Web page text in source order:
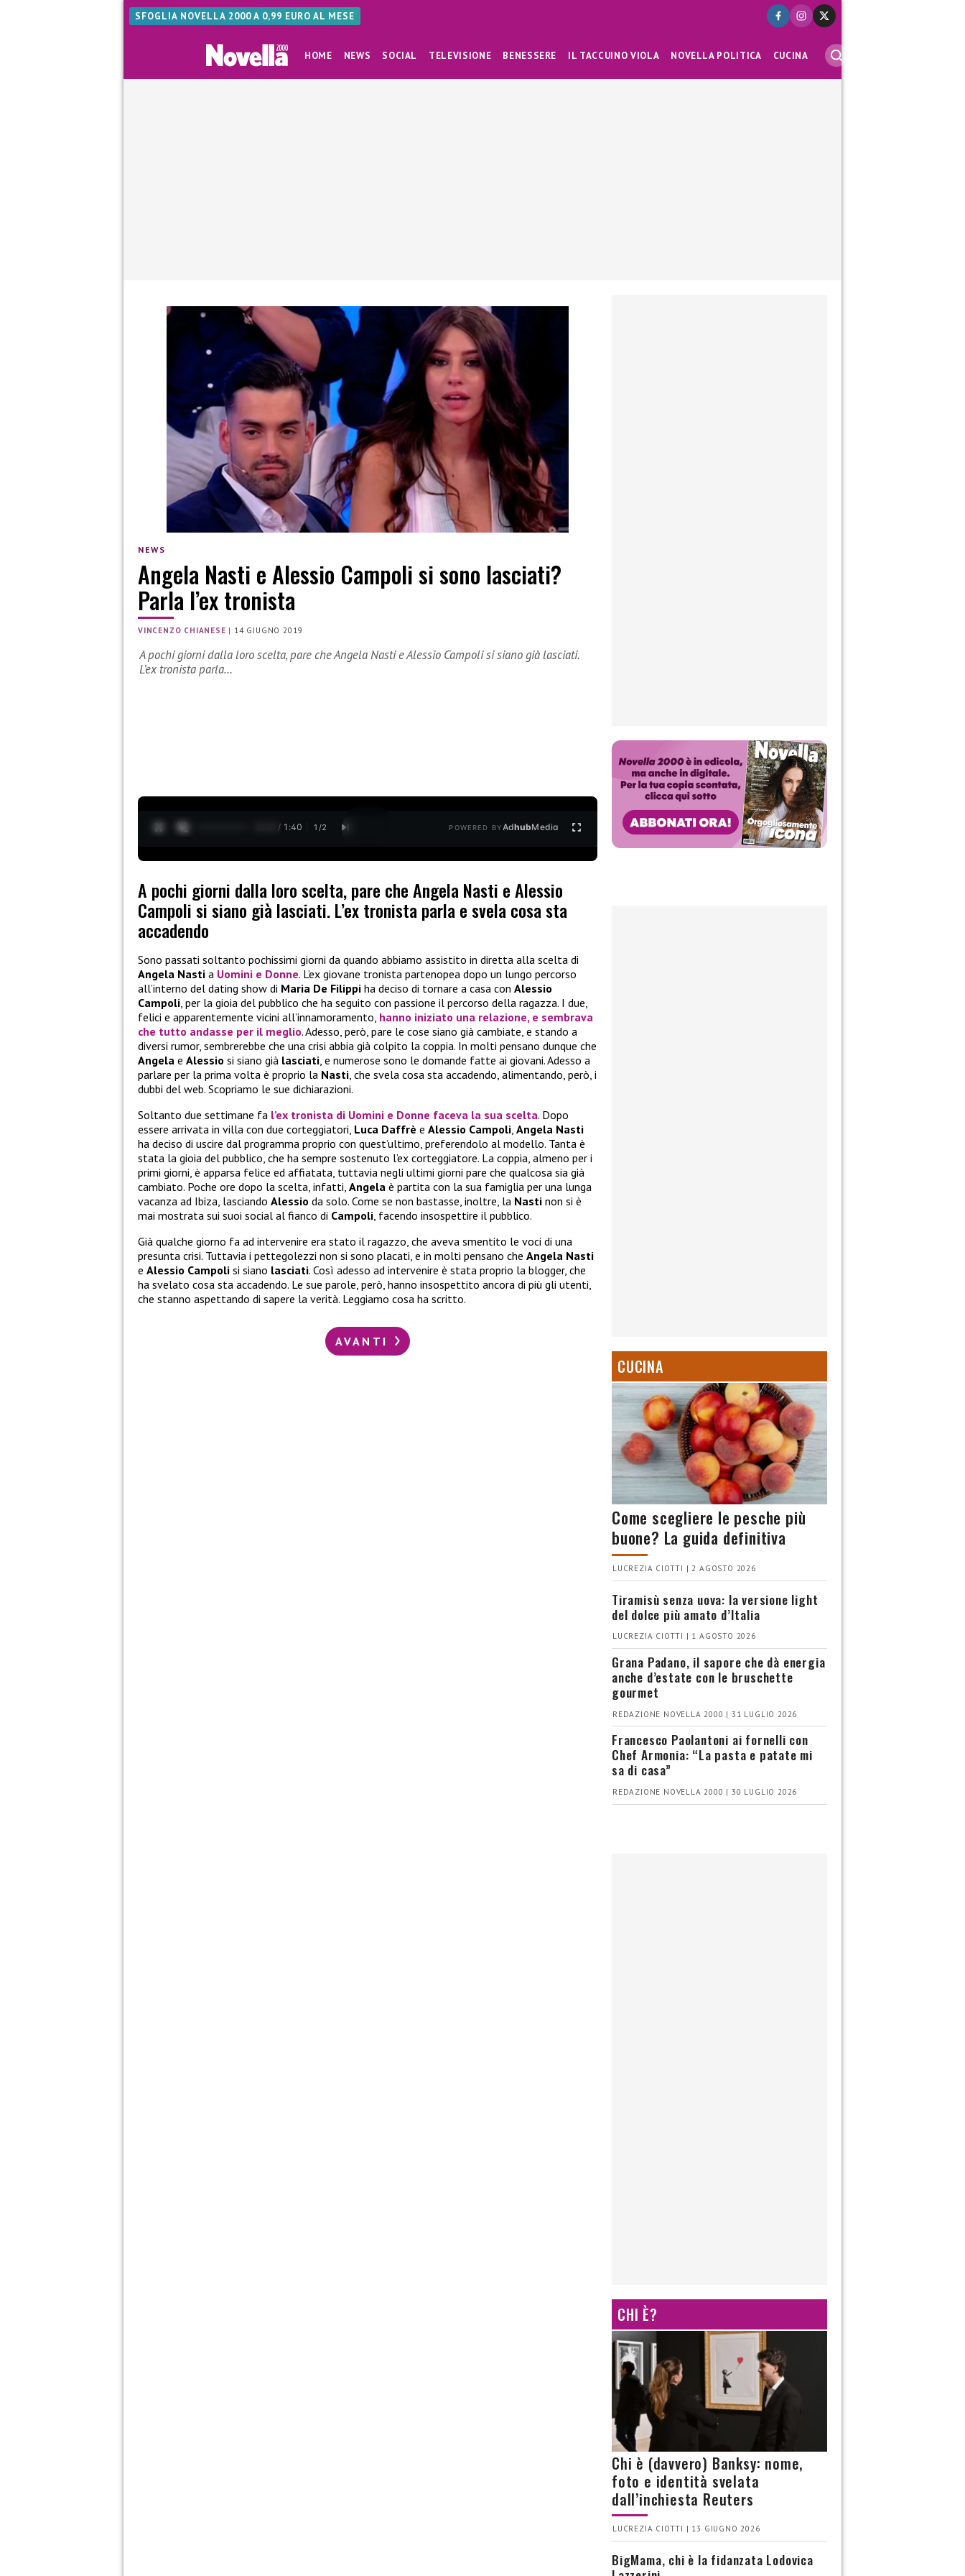
SFOGLIA NOVELLA 2000 A 0,99 EURO AL MESE
HOME NEWS SOCIAL TELEVISIONE BENESSERE IL TACCUINO VIOLA NOVELLA POLITICA CUCINA
NEWS
Angela Nasti e Alessio Campoli si sono lasciati?
Parla l’ex tronista
VINCENZO CHIANESE | 14 GIUGNO 2019
A pochi giorni dalla loro scelta, pare che Angela Nasti e Alessio Campoli si siano già lasciati.
L’ex tronista parla…
0:13 / 1:40 1 /2 POWERED BYAdhubMedia
A pochi giorni dalla loro scelta, pare che Angela Nasti e Alessio
Campoli si siano già lasciati. L’ex tronista parla e svela cosa sta
accadendo
Sono passati soltanto pochissimi giorni da quando abbiamo assistito in diretta alla scelta di
Angela Nasti a Uomini e Donne. L’ex giovane tronista partenopea dopo un lungo percorso
all’interno del dating show di Maria De Filippi ha deciso di tornare a casa con Alessio
Campoli, per la gioia del pubblico che ha seguito con passione il percorso della ragazza. I due,
felici e apparentemente vicini all’innamoramento, hanno iniziato una relazione, e sembrava
che tutto andasse per il meglio. Adesso, però, pare le cose siano già cambiate, e stando a
diversi rumor, sembrerebbe che una crisi abbia già colpito la coppia. In molti pensano dunque che
Angela e Alessio si siano già lasciati, e numerose sono le domande fatte ai giovani. Adesso a
parlare per la prima volta è proprio la Nasti, che svela cosa sta accadendo, alimentando, però, i
dubbi del web. Scopriamo le sue dichiarazioni.
Soltanto due settimane fa l’ex tronista di Uomini e Donne faceva la sua scelta. Dopo
essere arrivata in villa con due corteggiatori, Luca Daffrè e Alessio Campoli, Angela Nasti
ha deciso di uscire dal programma proprio con quest’ultimo, preferendolo al modello. Tanta è
stata la gioia del pubblico, che ha sempre sostenuto l’ex corteggiatore. La coppia, almeno per i
primi giorni, è apparsa felice ed affiatata, tuttavia negli ultimi giorni pare che qualcosa sia già
cambiato. Poche ore dopo la scelta, infatti, Angela è partita con la sua famiglia per una lunga
vacanza ad Ibiza, lasciando Alessio da solo. Come se non bastasse, inoltre, la Nasti non si è
mai mostrata sui suoi social al fianco di Campoli, facendo insospettire il pubblico.
Già qualche giorno fa ad intervenire era stato il ragazzo, che aveva smentito le voci di una
presunta crisi. Tuttavia i pettegolezzi non si sono placati, e in molti pensano che Angela Nasti
e Alessio Campoli si siano lasciati. Così adesso ad intervenire è stata proprio la blogger, che
ha svelato cosa sta accadendo. Le sue parole, però, hanno insospettito ancora di più gli utenti,
che stanno aspettando di sapere la verità. Leggiamo cosa ha scritto.
AVANTI
CUCINA
Come scegliere le pesche più
buone? La guida definitiva
LUCREZIA CIOTTI | 2 AGOSTO 2026
Tiramisù senza uova: la versione light
del dolce più amato d’Italia
LUCREZIA CIOTTI | 1 AGOSTO 2026
Grana Padano, il sapore che dà energia
anche d’estate con le bruschette
gourmet
REDAZIONE NOVELLA 2000 | 31 LUGLIO 2026
Francesco Paolantoni ai fornelli con
Chef Armonia: “La pasta e patate mi
sa di casa”
REDAZIONE NOVELLA 2000 | 30 LUGLIO 2026
CHI È?
Chi è (davvero) Banksy: nome,
foto e identità svelata
dall’inchiesta Reuters
LUCREZIA CIOTTI | 13 GIUGNO 2026
BigMama, chi è la fidanzata Lodovica